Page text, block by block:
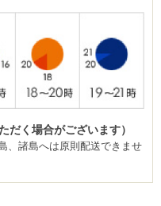
だく場合がございます）
、諸島へは原則配送できませ